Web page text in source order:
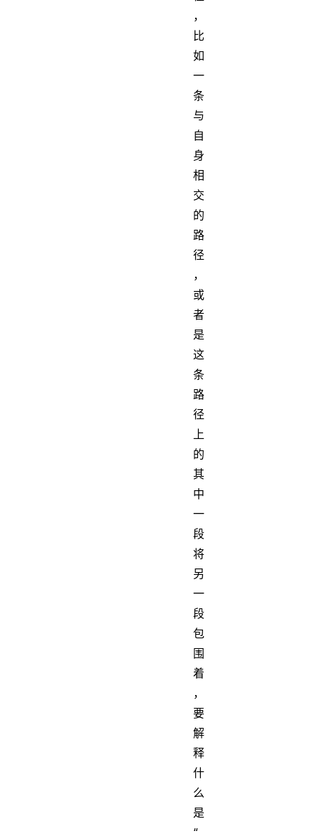
，
比
如
一
条
与
自
身
相
交
的
路
径
，
或
者
是
这
条
路
径
上
的
其
中
一
段
将
另
一
段
包
围
着
，
要
解
释
什
么
是
“